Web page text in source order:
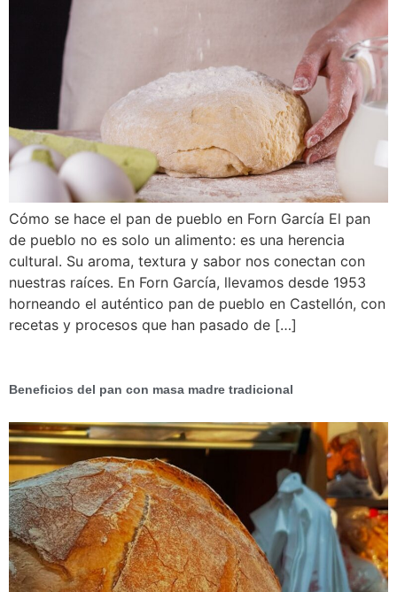
Cómo se hace el pan de pueblo en Forn García El pan
de pueblo no es solo un alimento: es una herencia
cultural. Su aroma, textura y sabor nos conectan con
nuestras raíces. En Forn García, llevamos desde 1953
horneando el auténtico pan de pueblo en Castellón, con
recetas y procesos que han pasado de […]
Beneficios del pan con masa madre tradicional